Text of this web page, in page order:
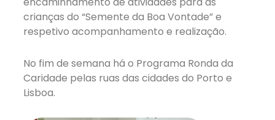
crianças do “Semente da Boa Vontade” e
respetivo acompanhamento e realização.
No fim de semana há o Programa Ronda da
Caridade pelas ruas das cidades do Porto e
Lisboa.